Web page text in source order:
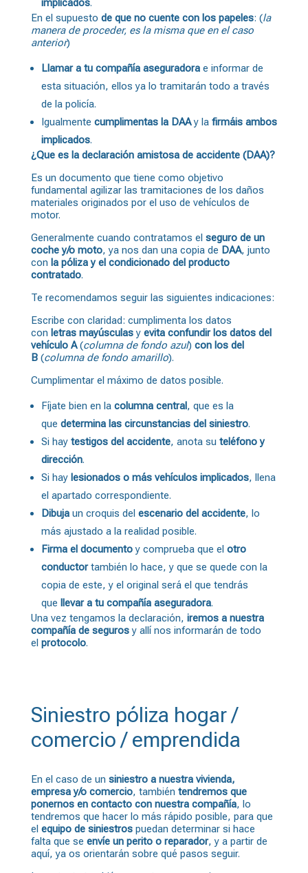
implicados.
En el supuesto de que no cuente con los papeles: (la
manera de proceder, es la misma que en el caso
anterior)
Llamar a tu compañía aseguradorae informar de
esta situación, ellos ya lo tramitarán todo a través
de la policía.
Igualmente cumplimentas la DAAy la firmáis ambos
implicados.
¿Que es la declaración amistosa de accidente (DAA)?
Es un documento que tiene como objetivo
fundamental agilizar las tramitaciones de los daños
materiales originados por el uso de vehículos de
motor.
Generalmente cuando contratamos el seguro de un
coche y/o moto, ya nos dan una copia de DAA, junto
con la póliza y el condicionado del producto
contratado.
Te recomendamos seguir las siguientes indicaciones:
Escribe con claridad: cumplimenta los datos
con letras mayúsculasy evita confundir los datos del
vehículo A(columna de fondo azul) con los del
B(columna de fondo amarillo).
Cumplimentar el máximo de datos posible.
Fíjate bien en la columna central , que es la
que determina las circunstancias del siniestro.
Si hay testigos del accidente, anota su teléfono y
dirección.
Si hay lesionados o más vehículos implicados, llena
el apartado correspondiente.
Dibuja un croquis del escenario del accidente, lo
más ajustado a la realidad posible.
Firma el documentoy comprueba que el otro
conductortambién lo hace, y que se quede con la
copia de este, y el original será el que tendrás
que
llevar a tu compañía aseguradora.
Una vez tengamos la declaración, iremos a nuestra
compañía de segurosy allí nos informarán de todo
el protocolo.
Siniestro póliza hogar /
comercio / emprendida
En el caso de un siniestro a nuestra vivienda,
empresa y/o comercio, también tendremos que
ponernos en contacto con nuestra compañía, lo
tendremos que hacer lo más rápido posible, para que
el equipo de siniestrospuedan determinar si hace
falta que se envíe un perito o reparador, y a partir de
aquí, ya os orientarán sobre qué pasos seguir.